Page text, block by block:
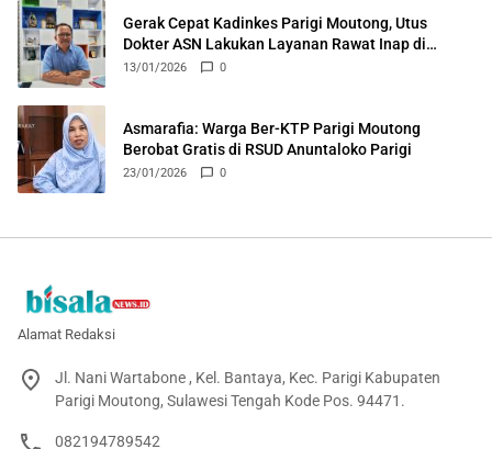
Gerak Cepat Kadinkes Parigi Moutong, Utus
Dokter ASN Lakukan Layanan Rawat Inap di
Puskesmas Ongka
13/01/2026 0
Asmarafia: Warga Ber-KTP Parigi Moutong
Berobat Gratis di RSUD Anuntaloko Parigi
23/01/2026 0
Alamat Redaksi
Jl. Nani Wartabone , Kel. Bantaya, Kec. Parigi Kabupaten
Parigi Moutong, Sulawesi Tengah Kode Pos. 94471.
082194789542